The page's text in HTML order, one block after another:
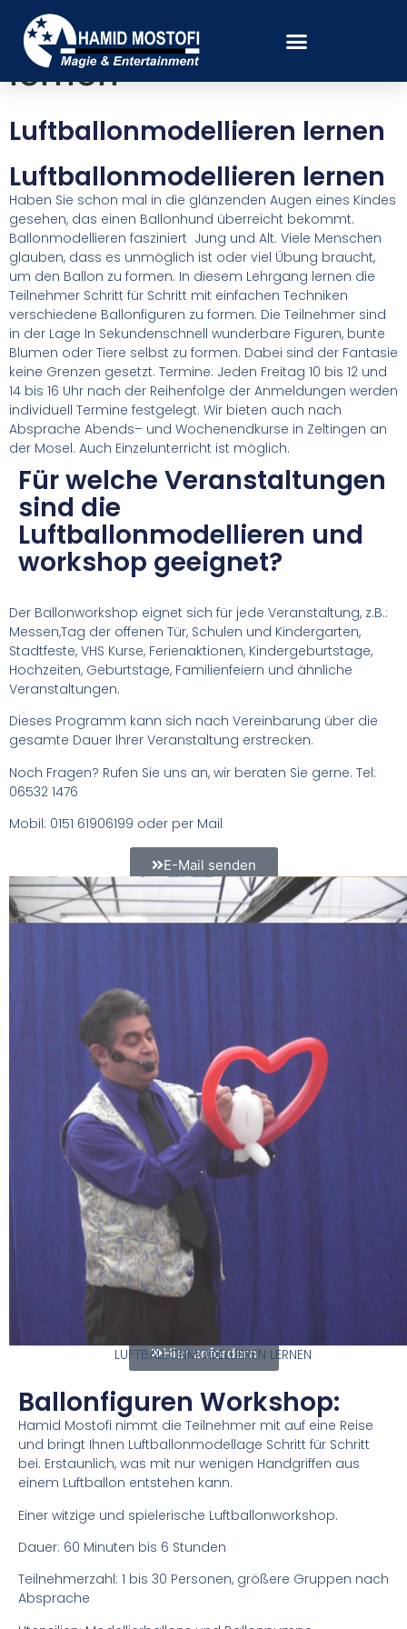
Luftballonmodellieren
lernen
Luftballonmodellieren lernen
Luftballonmodellieren lernen
Haben Sie schon mal in die glänzenden Augen eines Kindes
gesehen, das einen Ballonhund überreicht bekommt.
Ballonmodellieren fasziniert Jung und Alt. Viele Menschen
glauben, dass es unmöglich ist oder viel Übung braucht,
um den Ballon zu formen. In diesem Lehrgang lernen die
Teilnehmer Schritt für Schritt mit einfachen Techniken
verschiedene Ballonfiguren zu formen. Die Teilnehmer sind
in der Lage In Sekundenschnell wunderbare Figuren, bunte
Blumen oder Tiere selbst zu formen. Dabei sind der Fantasie
keine Grenzen gesetzt. Termine: Jeden Freitag 10 bis 12 und
14 bis 16 Uhr nach der Reihenfolge der Anmeldungen werden
individuell Termine festgelegt. Wir bieten auch nach
Absprache Abends– und Wochenendkurse in Zeltingen an
der Mosel. Auch Einzelunterricht ist möglich.
Für welche Veranstaltungen
sind die
Luftballonmodellieren und
workshop geeignet?
Der Ballonworkshop eignet sich für jede Veranstaltung, z.B.:
Messen,Tag der offenen Tür, Schulen und Kindergarten,
Stadtfeste, VHS Kurse, Ferienaktionen, Kindergeburtstage,
Hochzeiten, Geburtstage, Familienfeiern und ähnliche
Veranstaltungen.
Dieses Programm kann sich nach Vereinbarung über die
gesamte Dauer Ihrer Veranstaltung erstrecken.
Noch Fragen? Rufen Sie uns an, wir beraten Sie gerne. Tel:
06532 1476
Mobil: 0151 61906199 oder per Mail
E-Mail senden
LUFTBALLONMODELLIEREN LERNEN​
LUFTBALLONMODELLIEREN LERNEN​
LUFTBALLONMODELLIEREN LERNEN​
Wir bieten Ihnen folgende
Möglichkeiten an
Luftballonmodellieren
lernen:
stärkt die Fantasie und die Konzentrationsfähigkeit.
Spaß, Freude und Begeisterung
fördert Kreativität und Geschicklichkeit
Dauer 2 Std.
Termine: Freitags 10-12 Uhr und 14-16 Uhr
nach der Reihenfolge der Anmeldungen werden individuell
Termine festgelegt.
Zauberschule bietet nach Absprache Abends– und
Wochenendkurse in 54492 Zeltingen an der Mosel. Auch
Einzelunterricht ist möglich.
Weitere Infos und Anmeldung:
Hier anfordern
Ballonfiguren Workshop:
Hamid Mostofi nimmt die Teilnehmer mit auf eine Reise
und bringt Ihnen Luftballonmodellage Schritt für Schritt
bei. Erstaunlich, was mit nur wenigen Handgriffen aus
einem Luftballon entstehen kann.
Einer witzige und spielerische Luftballonworkshop.
Dauer: 60 Minuten bis 6 Stunden
Teilnehmerzahl: 1 bis 30 Personen, größere Gruppen nach
Absprache